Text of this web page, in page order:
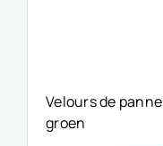
Velours de panne
groen